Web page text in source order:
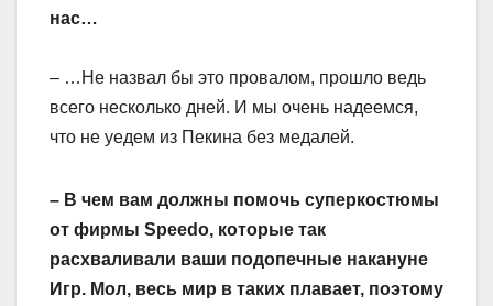
нас…
– …Не назвал бы это провалом, прошло ведь
всего несколько дней. И мы очень надеемся,
что не уедем из Пекина без медалей.
– В чем вам должны помочь суперкостюмы
от фирмы Speedo, которые так
расхваливали ваши подопечные накануне
Игр. Мол, весь мир в таких плавает, поэтому